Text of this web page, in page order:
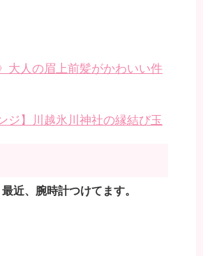
大人の眉上前髪がかわいい件
ジ】川越氷川神社の縁結び玉
最近、腕時計つけてます。